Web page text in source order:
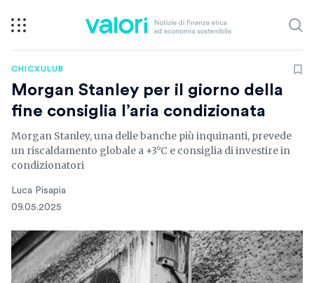
CHICXULUB
Morgan Stanley per il giorno della
fine consiglia l’aria condizionata
Morgan Stanley, una delle banche più inquinanti, prevede
un riscaldamento globale a +3°C e consiglia di investire in
condizionatori
Luca Pisapia
09.05.2025